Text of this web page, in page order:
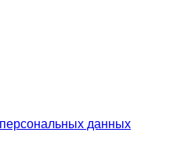
данных